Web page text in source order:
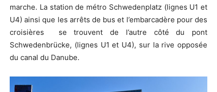
marche. La station de métro Schwedenplatz (lignes U1 et
U4) ainsi que les arrêts de bus et l’embarcadère pour des
croisières se trouvent de l’autre côté du pont
Schwedenbrücke, (lignes U1 et U4), sur la rive opposée
du canal du Danube.